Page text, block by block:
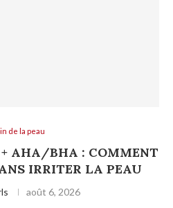
de la peau
AHA/BHA : COMMENT
IRRITER LA PEAU
août 6, 2026